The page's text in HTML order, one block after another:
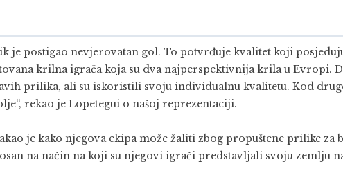
je postigao nevjerovatan gol. To potvrđuje kvalitet koji
krilna igrača koja su dva najperspektivnija krila u Evropi.
prilika, ali su iskoristili svoju individualnu kvalitetu. Kod
rekao je Lopetegui o našoj reprezentaciji.
je kako njegova ekipa može žaliti zbog propuštene prilike za
na način na koji su njegovi igrači predstavljali svoju zemlju